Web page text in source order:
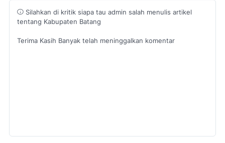
Silahkan di kritik siapa tau admin salah menulis artikel
tentang Kabupaten Batang
Terima Kasih Banyak telah meninggalkan komentar